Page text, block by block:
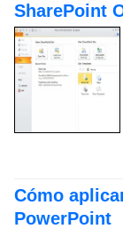
SharePoint
Cómo
PowerPoint